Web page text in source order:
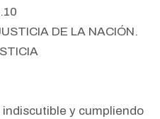
DE LA NACIÓN.
y cumpliendo